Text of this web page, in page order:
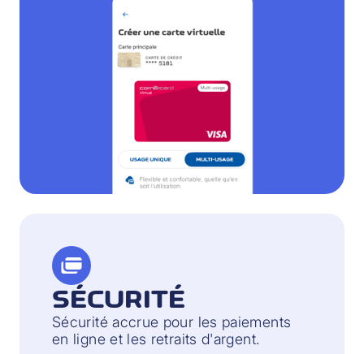
SÉCURITÉ
Sécurité accrue pour les paiements
en ligne et les retraits d'argent.